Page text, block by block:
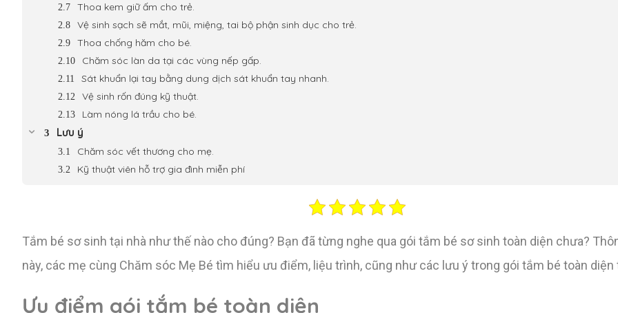
Thoa kem giữ ấm cho trẻ.
Vệ sinh sạch sẽ mắt, mũi, miệng, tai bộ phận sinh dục cho trẻ.
Thoa chống hăm cho bé.
Chăm sóc làn da tại các vùng nếp gấp.
Sát khuẩn lại tay bằng dung dịch sát khuẩn tay nhanh.
Vệ sinh rốn đúng kỹ thuật.
Làm nóng lá trầu cho bé.
Lưu ý
Chăm sóc vết thương cho mẹ.
Kỹ thuật viên hỗ trợ gia đình miễn phí
Tắm bé sơ sinh tại nhà như thế nào cho đúng? Bạn đã từng nghe qua gói tắm bé sơ sinh toàn diện chưa?
này, các mẹ cùng Chăm sóc Mẹ Bé tìm hiểu ưu điểm, liệu trình, cũng như các lưu ý trong gói tắm bé toàn diện
Ưu điểm gói tắm bé toàn diện